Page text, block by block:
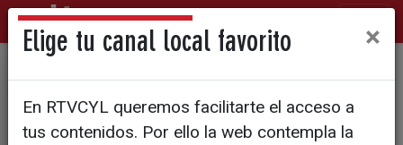
Burgos se vuelca para ayudar
a Venezuela
Elige tu canal local favorito ×
En RTVCYL queremos facilitarte el acceso a
tus contenidos. Por ello la web contempla la